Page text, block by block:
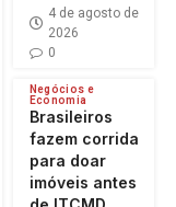
4 de agosto de
2026
0
Negócios e
Economia
Brasileiros
fazem corrida
para doar
imóveis antes